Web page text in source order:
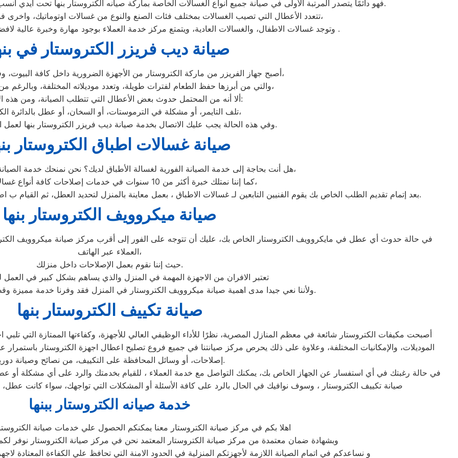
فهو دائمًا يتصدر المرتبة الأولى في صيانة جميع أنواع الغسالات الخاصة بماركة صيانه الكتروستار بنها تحت أيدي أنسب بنها، مع مراعاة توفير أفضل خدمات الدعم الفنى.
تتعدد الأعطال التي تصيب الغسالات بمختلف فئات الصنع والنوع من غسالات اوتوماتيك، واخرى فوق اوتوماتيك، والنصف اتوماتيك،
وتوجد غسالات الاطفال، والغسالات العادية، ويتمتع مركز خدمة العملاء بوجود مهارة وخبرة عالية لافضل ارقام اعطال غسالات الكتروستار .
صيانة ديب فريزر الكتروستار في
أصبح جهاز الفريزر من ماركة الكتروستار من الأجهزة الضرورية داخل كافة البيوت، وفقًا لمميزاته العديدة،
والتي من أبرزها حفظ الطعام لفترات طويلة، وتعدد موديلاته المختلفة، وبالرغم من مميزاته العديدة،
ألا أنه من المحتمل حدوث بعض الأعطال التي تتطلب الصيانة، ومن هذه الأعطال:
تلف التايمر، أو مشكلة في الترموستات، أو السخان، أو عطل بالدائرة الكهربائية،
وفي هذه الحالة يجب عليك الاتصال بخدمة صيانة ديب فريزر الكتروستار بنها لعمل الإصلاحات اللازمة.
صيانة غسالات اطباق الكتروستار
هل أنت بحاجة إلى خدمة الصيانة الفورية لغسالة الأطباق لديك؟ نحن نمنحك خدمة الصيانة الفورية التي ترغب بها،
كما إننا نمتلك خبرة أكثر من 10 سنوات في خدمات إصلاحات كافة أنواع غسالات الأطباق،
بعد إتمام تقديم الطلب الخاص بك يقوم الفنيين التابعين لـ غسالات الاطباق ، بعمل معاينة بالمنزل لتحديد العطل، ثم القيام ب اصلاح غسالات اطباق الكتروستار دون سحب الجهاز إلى الوكلاء.
صيانة ميكروويف الكتروستار بنها
في حالة حدوث أي عطل في مايكروويف الكتروستار الخاص بك، عليك أن تتوجه على الفور إلى أقرب مركز صيانة ميكروويف
العملاء عبر الهاتف،
حيث إننا نقوم بعمل الإصلاحات داخل منزلك.
تعتبر الافران من الاجهزة المهمة في المنزل والذي يساهم بشكل كبير في العمل
ولأننا نعي جيدا مدى اهمية صيانة ميكروويف الكتروستار في المنزل فقد وفرنا خدمة مميزة وقطع غيار اصلية لكافة الأعطال.
صيانة تكييف الكتروستار بنها
أصبحت مكيفات الكتروستار شائعة في معظم المنازل المصرية، نظرًا للأداء الوظيفي العالي للأجهزة، وكفاءتها الممتازة التي تلبي
الموديلات، والإمكانيات المختلفة، وعلاوة على ذلك يحرص مركز صيانتنا في جميع فروع تصليح اعطال اجهزة الكتروستار باستمرار
إصلاحات، أو وسائل المحافظة على التكييف، من نصائح وصيانة دورية.
في حالة رغبتك في أي استفسار عن الجهاز الخاص بك، يمكنك التواصل مع خدمة العملاء ، للقيام بخدمتك والرد على أي مشكلة أو
صيانة تكييف الكتروستار ، وسوف نوافيك في الحال بالرد على كافة الأسئلة أو المشكلات التي تواجهك، سواء كانت
خدمة صيانه الكتروستار ببنها
اهلا بكم في مركز صيانة الكتروستار معنا يمكنكم الحصول علي خدمات صيانة
وبشهادة ضمان معتمدة من مركز صيانة الكتروستار المعتمد نحن في مركز صيانة الكتروستار نوفر لكم
و نساعدكم في اتمام الصيانة اللازمة لأجهزتكم المنزلية في الحدود الامنة التي تحافظ علي الكفاءة المعتادة